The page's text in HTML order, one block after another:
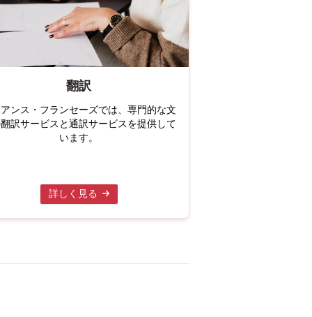
翻訳
ンス・フランセーズでは、専門的な文
訳サービスと通訳サービスを提供して
います。
詳しく見る